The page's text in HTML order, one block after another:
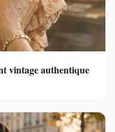
vintage authentique